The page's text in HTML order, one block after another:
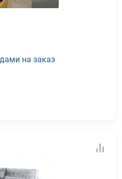
на заказ